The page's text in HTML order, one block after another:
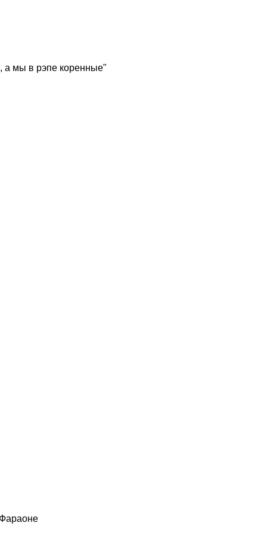
а мы в рэпе коренные"